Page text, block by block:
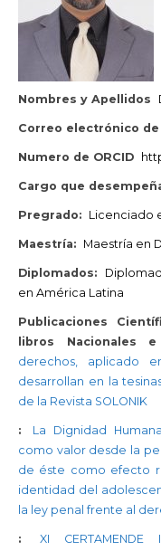
Nombres y Apellidos
Correo electrónico
Numero de ORCID
Cargo que
Pregrado: Licenciado
Maestría: Maestría en
Diplomados:
en América Latina
Publicaciones
libros Nacionales e
derechos, aplicado
desarrollan en la
de la Revista SOLONIK
:
La Dignidad
como valor desde la
de éste como efecto
identidad del
la ley penal frente al
:
XI CERTAMENDE